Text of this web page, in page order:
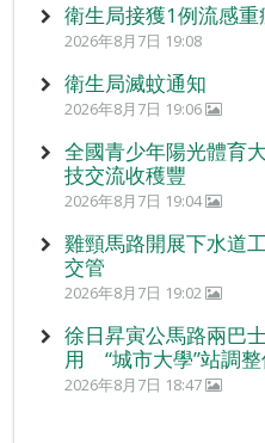
衛生局接獲1例流感重
2026年8月7日 19:08
衛生局滅蚊通知
2026年8月7日 19:06
全國青少年陽光體育
技交流收穫豐
2026年8月7日 19:04
雞頸馬路開展下水道
交管
2026年8月7日 19:02
徐日昇寅公馬路兩巴
用 “城市大學”站調
2026年8月7日 18:47